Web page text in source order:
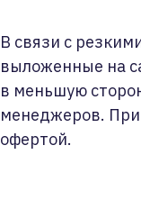
В связи с
выложенные на
в меньшую
менеджеров.
офертой.